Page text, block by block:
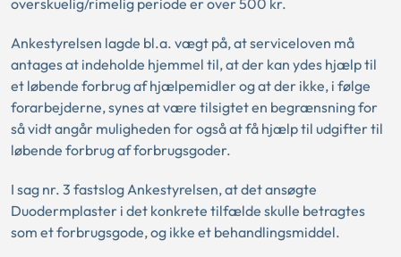
overskuelig/rimelig periode er over 500 kr.
Ankestyrelsen lagde bl.a. vægt på, at serviceloven må
antages at indeholde hjemmel til, at der kan ydes hjælp til
et løbende forbrug af hjælpemidler og at der ikke, i følge
forarbejderne, synes at være tilsigtet en begrænsning for
så vidt angår muligheden for også at få hjælp til udgifter til
løbende forbrug af forbrugsgoder.
I sag nr. 3 fastslog Ankestyrelsen, at det ansøgte
Duodermplaster i det konkrete tilfælde skulle betragtes
som et forbrugsgode, og ikke et behandlingsmiddel.